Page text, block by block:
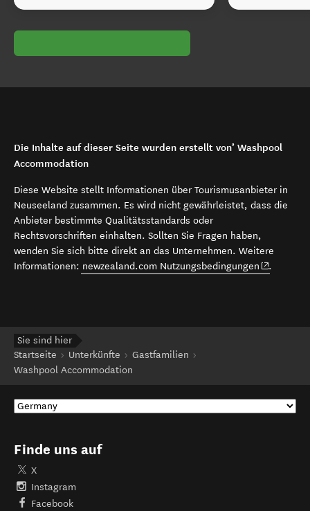
Die Inhalte auf dieser Seite wurden erstellt von’ Washpool
Accommodation
Diese Website stellt Informationen über Tourismusanbieter in
Neuseeland zusammen. Es wird nicht gewährleistet, dass die
Anbieter bestimmte Qualitätsstandards oder
Rechtsvorschriften einhalten. Sollten Sie Fragen haben,
wenden Sie sich bitte direkt an das Unternehmen. Weitere
Informationen: newzealand.com Nutzungsbedingungen (opens in
.
Sie sind hier
Startseite
Unterkünfte
Gastfamilien
Washpool Accommodation
Finde uns auf
X
Instagram
Facebook